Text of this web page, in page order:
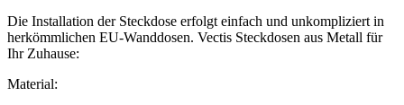
Die Installation der Steckdose erfolgt einfach und unkompliziert in
herkömmlichen EU-Wanddosen. Vectis Steckdosen aus Metall für
Ihr Zuhause:
Material: